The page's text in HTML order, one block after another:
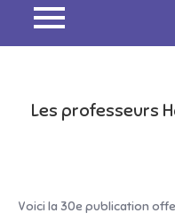
Les professeurs
Voici la 30e publication